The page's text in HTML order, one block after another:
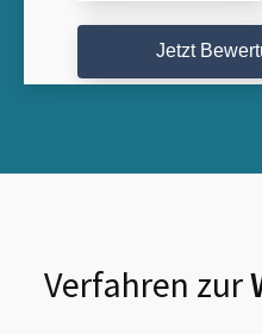
Jetzt
Verfahren zur